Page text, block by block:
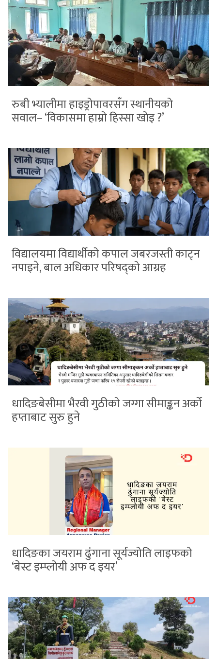
रुबी भ्यालीमा हाइड्रोपावरसँग स्थानीयको
सवाल– ‘विकासमा हाम्रो हिस्सा खोइ ?’
विद्यालयमा विद्यार्थीको कपाल जबरजस्ती काट्न
नपाइने, बाल अधिकार परिषद्को आग्रह
धादिङबेसीमा भैरवी गुठीको जग्गा सीमाङ्कन अर्को
हप्ताबाट सुरु हुने
धादिङका जयराम ढुंगाना सूर्यज्योति लाइफको
‘बेस्ट इम्प्लोयी अफ द इयर’